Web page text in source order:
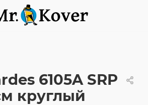
6105A SRP
круглый